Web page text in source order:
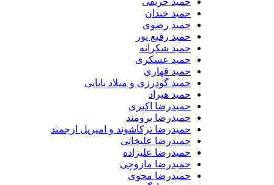
حمید خندان
حمید رضوی
حمید رفیع پور
حمید شکرانه
حمید عسکری
حمید قهاری
حمید گودرزی و میلاد بابایی
حمید هیراد
حمیدرضا اکبری
حمیدرضا برومند
حمیدرضا ترکاشوند و امیریل ارجمند
حمیدرضا علیخانی
حمیدرضا علیزاده
حمیدرضا مازوچی
حمیدرضا محوی